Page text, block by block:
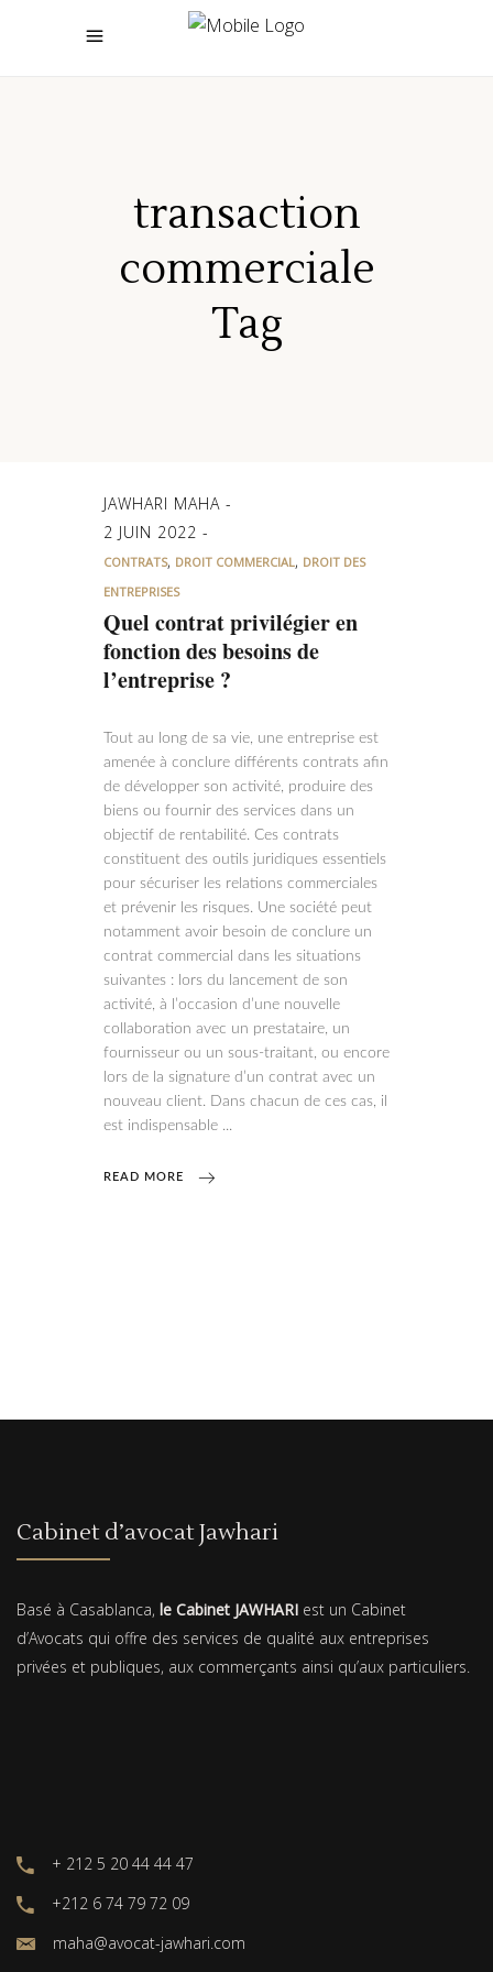
transaction
commerciale
Tag
JAWHARI MAHA
2 JUIN 2022
CONTRATS, DROIT COMMERCIAL, DROIT DES
ENTREPRISES
Quel contrat privilégier en
fonction des besoins de
l’entreprise ?
Tout au long de sa vie, une entreprise est
amenée à conclure différents contrats afin
de développer son activité, produire des
biens ou fournir des services dans un
objectif de rentabilité. Ces contrats
constituent des outils juridiques essentiels
pour sécuriser les relations commerciales
et prévenir les risques. Une société peut
notamment avoir besoin de conclure un
contrat commercial dans les situations
suivantes : lors du lancement de son
activité, à l’occasion d’une nouvelle
collaboration avec un prestataire, un
fournisseur ou un sous-traitant, ou encore
lors de la signature d’un contrat avec un
nouveau client. Dans chacun de ces cas, il
est indispensable
READ MORE
Cabinet d’avocat Jawhari
Basé à Casablanca, le Cabinet JAWHARI est un Cabinet
d’Avocats qui offre des services de qualité aux entreprises
privées et publiques, aux commerçants ainsi qu’aux particuliers.
+ 212 5 20 44 44 47
+212 6 74 79 72 09
maha@avocat-jawhari.com